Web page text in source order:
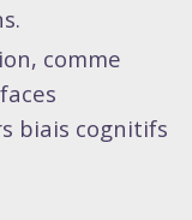
comme
biais cognitifs